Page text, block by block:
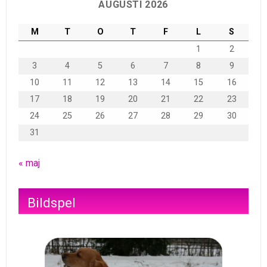
AUGUSTI 2026
M T O T F L
S
1
2
3
4 5 6 7 8
9
10
11 12 13 14 15
16
17
18 19 20 21 22
23
24
25 26 27 28 29
30
31
« maj
Bildspel